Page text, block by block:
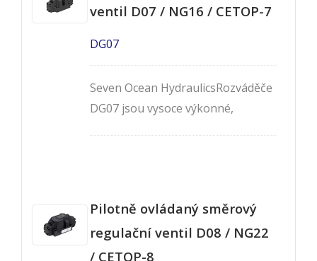
ventil D07 / NG16 / CETOP-7
DG07
Seven Ocean HydraulicsRozváděče
DG07 jsou vysoce výkonné,
to ventily montované na panel,
které odpovídají montážním
vzorům Cetop-7, NG16 a NFPA-
Pilotně ovládaný směrový
regulační ventil D08 / NG22
/ CETOP-8